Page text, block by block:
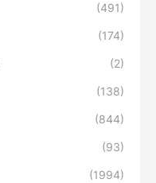
(491)
(174)
(2)
(138)
(844)
(93)
(1994)